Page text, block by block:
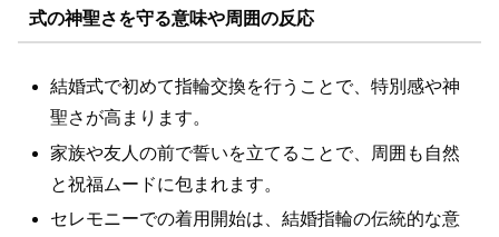
式の神聖さを守る意味や周囲の反応
結婚式で初めて指輪交換を行うことで、特別感や神
聖さが高まります。
家族や友人の前で誓いを立てることで、周囲も自然
と祝福ムードに包まれます。
セレモニーでの着用開始は、結婚指輪の伝統的な意